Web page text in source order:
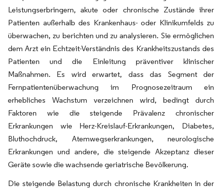
Leistungserbringern, akute oder chronische Zustände ihrer
Patienten außerhalb des Krankenhaus- oder Klinikumfelds zu
überwachen, zu berichten und zu analysieren. Sie ermöglichen
dem Arzt ein Echtzeit-Verständnis des Krankheitszustands des
Patienten und die Einleitung präventiver klinischer
Maßnahmen. Es wird erwartet, dass das Segment der
Fernpatientenüberwachung im Prognosezeitraum ein
erhebliches Wachstum verzeichnen wird, bedingt durch
Faktoren wie die steigende Prävalenz chronischer
Erkrankungen wie Herz-Kreislauf-Erkrankungen, Diabetes,
Bluthochdruck, Atemwegserkrankungen, neurologische
Erkrankungen und andere, die steigende Akzeptanz dieser
Geräte sowie die wachsende geriatrische Bevölkerung.
Die steigende Belastung durch chronische Krankheiten in der